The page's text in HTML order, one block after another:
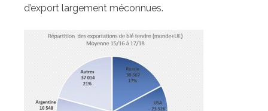
d’export largement méconnues.